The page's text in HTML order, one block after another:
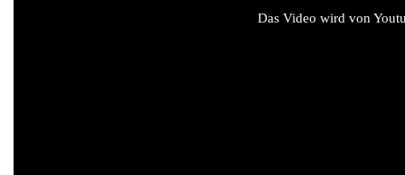
Das Video wird von